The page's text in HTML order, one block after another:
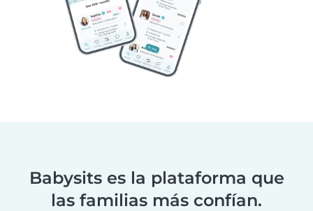
Babysits es la plataforma que
las familias más confían.